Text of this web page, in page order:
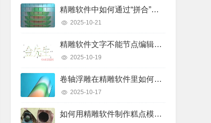
精雕软件中如何通过“拼合”实现浮雕图的渐变叠加？
2025-10-21
精雕软件文字不能节点编辑怎么办？快速解决指南
2025-10-19
卷轴浮雕在精雕软件里如何快速制作出来？
2025-10-17
如何用精雕软件制作糕点模具？只需这几个步骤